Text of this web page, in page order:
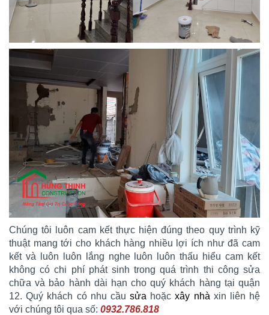
Chúng tôi luôn cam kết thực hiện đúng theo quy trình kỹ
thuật mang tới cho khách hàng nhiều lợi ích như đã cam
kết và luôn luôn lắng nghe luôn luôn thấu hiểu cam kết
không có chi phí phát sinh trong quá trình thi công sửa
chữa và bảo hành dài hạn cho quý khách hàng tại quận
12. Quý khách có nhu cầu sửa hoặcxây nhà xin liên hệ
với chúng tôi qua số: 0932.786.818